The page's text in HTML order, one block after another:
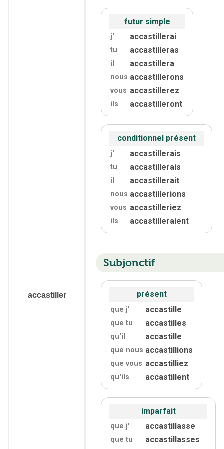
accastiller
futur simple
j' accastillerai
tu accastilleras
il accastillera
nous accastillerons
vous accastillerez
ils accastilleront
conditionnel présent
j' accastillerais
tu accastillerais
il accastillerait
nous accastillerions
vous accastilleriez
ils accastilleraient
Subjonctif
présent
que j' accastille
que tu accastilles
qu'il accastille
que nous accastillions
que vous accastilliez
qu'ils accastillent
imparfait
que j' accastillasse
que tu
accastillasses